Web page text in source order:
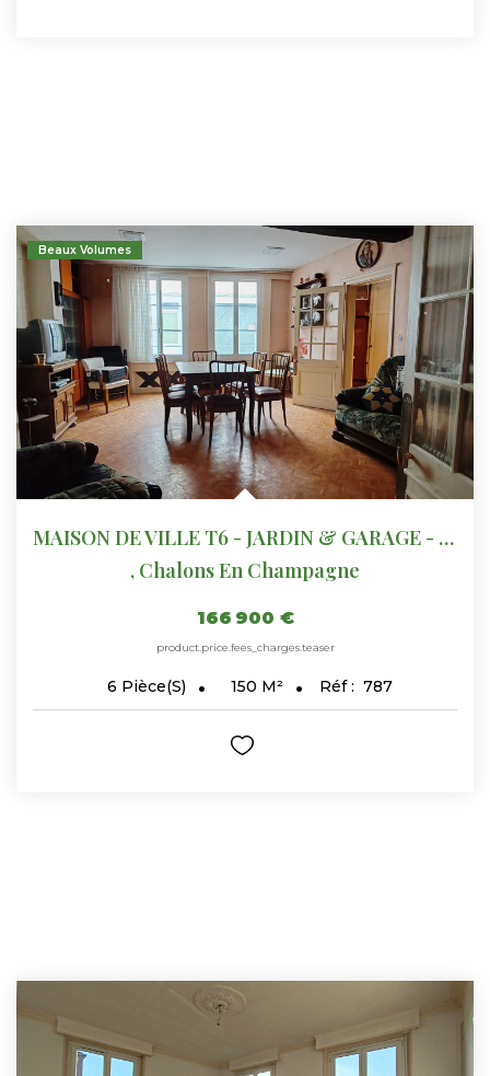
Beaux Volumes
MAISON DE VILLE T6 - JARDIN & GARAGE - CHALONS EN CHAMPAGNE...
, Chalons En Champagne
166 900 €
product.price.fees_charges.teaser
6 Pièce(s) 150 M² Réf : 787